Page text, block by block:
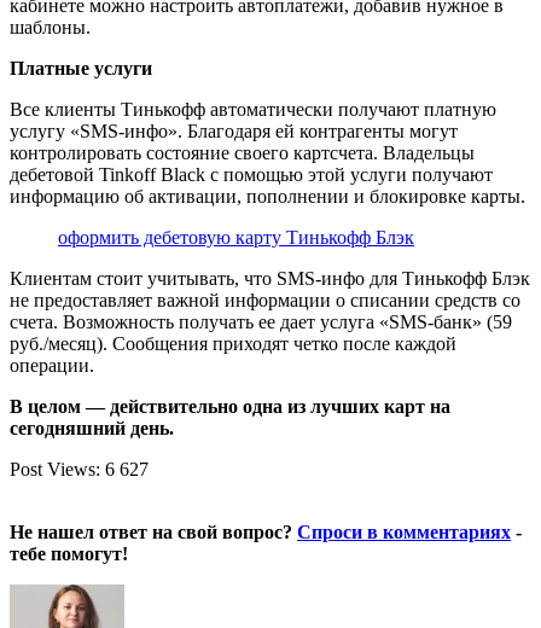
кабинете можно настроить автоплатежи, добавив нужное в
шаблоны.
Платные услуги
Все клиенты Тинькофф автоматически получают платную
услугу «SMS-инфо». Благодаря ей контрагенты могут
контролировать состояние своего картсчета. Владельцы
дебетовой Tinkoff Black с помощью этой услуги получают
информацию об активации, пополнении и блокировке карты.
оформить дебетовую карту Тинькофф Блэк
Клиентам стоит учитывать, что SMS-инфо для Тинькофф Блэк
не предоставляет важной информации о списании средств со
счета. Возможность получать ее дает услуга «SMS-банк» (59
руб./месяц). Сообщения приходят четко после каждой
операции.
В целом — действительно одна из лучших карт на
сегодняшний день.
Post Views: 6 627
Не нашел ответ на свой вопрос? Спроси в комментариях -
тебе помогут!